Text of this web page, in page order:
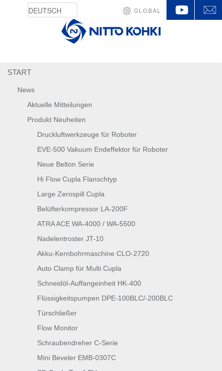
START
News
Aktuelle Mitteilungen
Produkt Neuheiten
Druckluftwerkzeuge für Roboter
EVE-500 Vakuum Endeffektor für Roboter
Neue Belton Serie
Hi Flow Cupla Flanschtyp
Large Zerospill Cupla
Belüfterkompressor LA-200F
ATRA ACE WA-4000 / WA-5500
Nadelentroster JT-10
Akku-Kernbohrmaschine CLO-2720
Auto Clamp für Multi Cupla
Schneidöl-Auffangeinheit HK-400
Flüssigkeitspumpen DPE-100BLC/-200BLC
Türschließer
Flow Monitor
Schraubendreher C-Serie
Mini Beveler EMB-0307C
GLOBAL